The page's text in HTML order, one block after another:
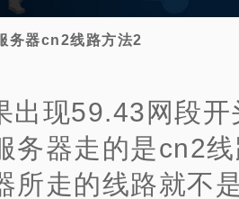
务器cn2线路方法2
出现59.43网段
务器走的是cn2
所走的线路就不